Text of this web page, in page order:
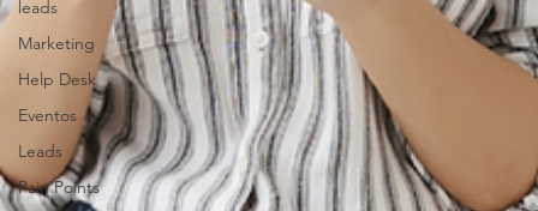
leads
Marketing
Help Desk
Eventos
Leads
Pain Points